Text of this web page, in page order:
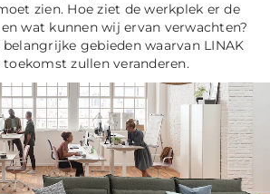
zien. Hoe ziet de werkplek er de
wat kunnen wij ervan verwachten?
gebieden waarvan LINAK
zullen veranderen.